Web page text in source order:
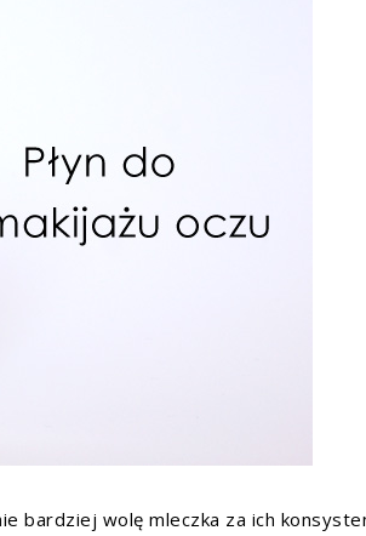
bardziej wolę mleczka za ich